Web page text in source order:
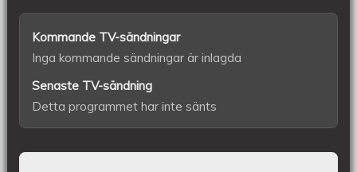
Kommande TV-sändningar
Inga kommande sändningar är inlagda
Senaste TV-sändning
Detta programmet har inte sänts